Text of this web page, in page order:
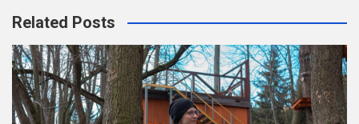
c
h
Related Posts